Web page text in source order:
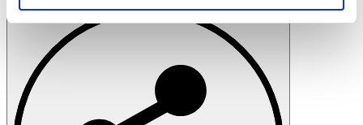
soziale Medien, Werbung und Analysen weiter. Unsere
Partner führen diese Informationen möglicherweise mit
weiteren Daten zusammen, die Sie ihnen bereitgestellt
haben oder die sie im Rahmen Ihrer Nutzung der Dienste
gesammelt haben.
Datenschutzerklärung